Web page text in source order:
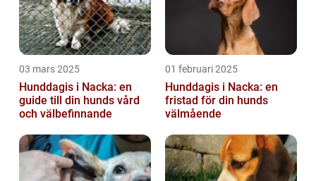
03 mars 2025
Hunddagis i Nacka: en
guide till din hunds vård
och välbefinnande
01 februari 2025
Hunddagis i Nacka: en
fristad för din hunds
välmående